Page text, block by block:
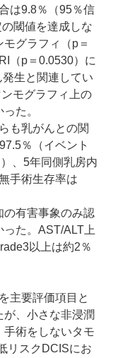
は9.8％（95％信
閾値を達成しな
グラフィ（p＝
（p＝0.0530）に
生と関連してい
モグラフィ上の
た。
も乳がんとの関
％（イベント
、5年同側乳房内
手術生存率は
の有害事象のみ認
た。AST/ALT上
以上は約2％
主要評価項目と
が、小さな非浸潤
手術をしないタモ
リスクDCISにお